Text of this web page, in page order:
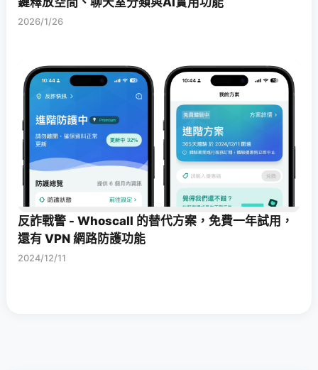
2026/1/26
反詐戰警 - Whoscall 的替代方案，免費一年試用，
還有 VPN 網路防護功能
2024/12/11